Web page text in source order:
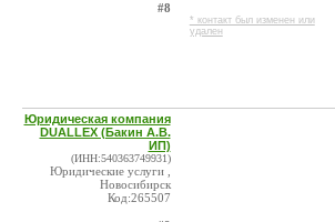
#8
* контакт был изменен или
удален
Юридическая компания
DUALLEX (Бакин А.В.
ИП)
(ИНН:540363749931)
Юридические услуги ,
Новосибирск
Код:265507